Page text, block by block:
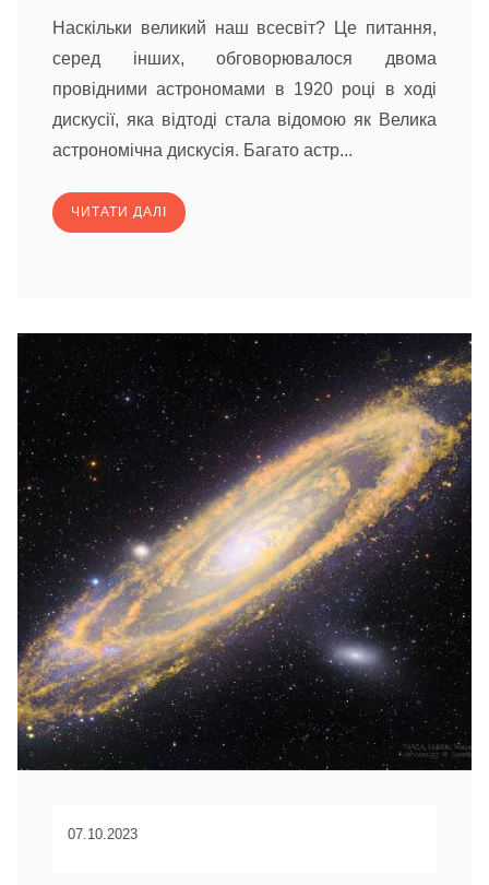
Наскільки великий наш всесвіт? Це питання,
серед інших, обговорювалося двома
провідними астрономами в 1920 році в ході
дискусії, яка відтоді стала відомою як Велика
астрономічна дискусія. Багато астр...
ЧИТАТИ ДАЛІ
07.10.2023